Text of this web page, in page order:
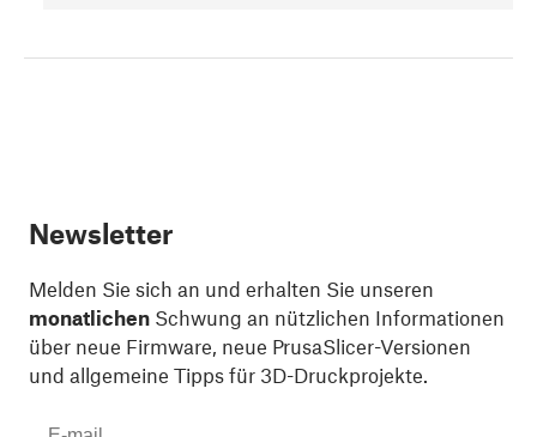
Newsletter
Melden Sie sich an und erhalten Sie unseren
monatlichen Schwung an nützlichen Informationen
über neue Firmware, neue PrusaSlicer-Versionen
und allgemeine Tipps für 3D-Druckprojekte.